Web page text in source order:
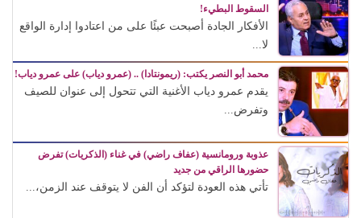
السقوط البطيء!
الأفكار الجادة أصبحت عبئًا على من اعتادوا إدارة الواقع
لا...
محمد أبو النصر يكتب: (ريمونتادا) .. (عمرو دياب) على عمرو دياب!
يقدم عمرو دياب الأغنية التي تتحول إلى عنوان للصيف
وتفرض...
عذوبة ورومانسية (عفاف راضي) في غناء (الذكريات) تفرض
حضورها الراقي من جديد
تأتي هذه العودة لتؤكد أن الفن لا يتوقف عند الزمن،...